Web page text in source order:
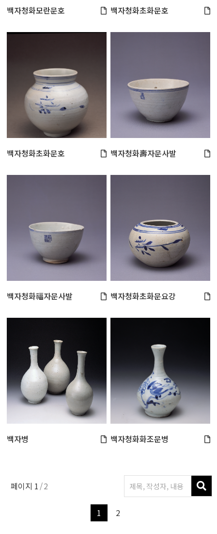
백자청화모란문호 백자청화초화문호
백자청화초화문호 백자청화壽자문사발
백자청화福자문사발 백자청화초화문요강
백자병 백자청화화조문병
페이지 1 2
1 2